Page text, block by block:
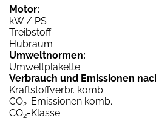
Motor:
kW / PS
Treibstoff
Hubraum
Umweltnormen:
Umweltplakette
Verbrauch und Emissionen
Kraftstoffverbr. komb.
CO2-Emissionen komb.
CO2-Klasse